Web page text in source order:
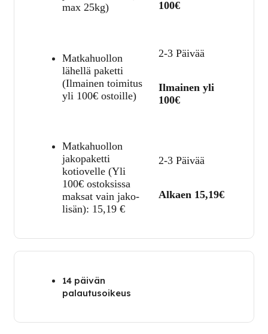
max 25kg)
100€
Matkahuollon
lähellä paketti
(Ilmainen toimitus
yli 100€ ostoille)
2-3 Päivää
Ilmainen yli
100€
Matkahuollon
jakopaketti
kotiovelle (Yli
100€ ostoksissa
maksat vain jako-
lisän): 15,19 €
2-3 Päivää
Alkaen 15,19€
14 päivän
palautusoikeus